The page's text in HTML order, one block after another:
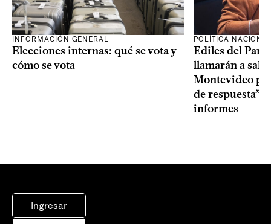
INFORMACIÓN GENERAL
Elecciones internas: qué se vota y
cómo se vota
POLÍTICA
Ediles del
llamarán a sala
Montevideo
de respuesta”
informes
Ingresar